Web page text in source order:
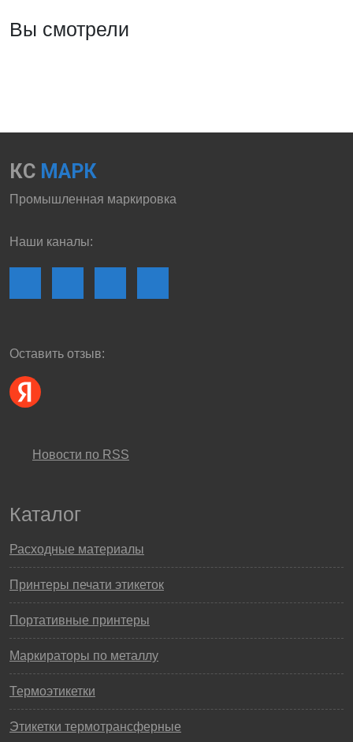
Вы смотрели
КС МАРК
Промышленная маркировка
Наши каналы:
Оставить отзыв:
Новости по RSS
Каталог
Расходные материалы
Принтеры печати этикеток
Портативные принтеры
Маркираторы по металлу
Термоэтикетки
Этикетки термотрансферные